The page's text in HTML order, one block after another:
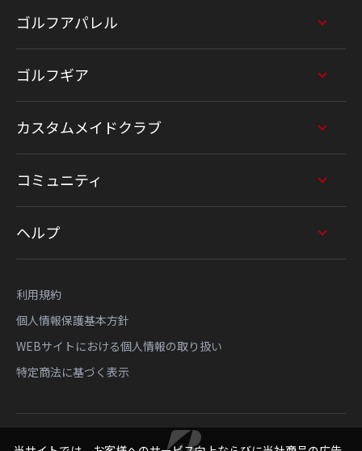
ゴルフアパレル
ゴルフギア
カスタムメイドクラブ
コミュニティ
ヘルプ
利用規約
個人情報保護基本方針
WEBサイトにおける個人情報の取り扱い
特定商法に基づく表示